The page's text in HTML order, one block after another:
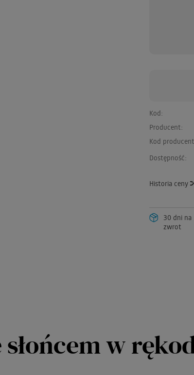
Kod:
Producent:
Kod
Dostępność:
Historia ceny
30 dni na
zwrot
w